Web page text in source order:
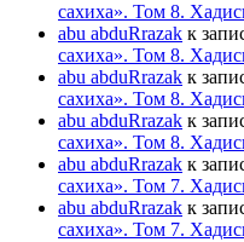
сахиха». Том 8.
abu abduRrazak к
сахиха». Том 8.
abu abduRrazak к
сахиха». Том 8.
abu abduRrazak к
сахиха». Том 8.
abu abduRrazak к
сахиха». Том 7.
abu abduRrazak к
сахиха». Том 7.